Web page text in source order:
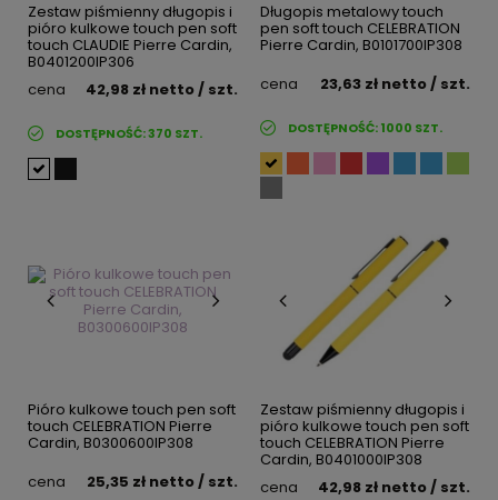
Zestaw piśmienny długopis i
pióro kulkowe touch pen soft
touch CLAUDIE Pierre Cardin,
B0401200IP306
cena
42,98 zł netto/ szt.
DOSTĘPNOŚĆ:370 SZT.
Długopis metalowy touch
pen soft touch CELEBRATION
Pierre Cardin, B0101700IP308
cena
23,63 zł netto/ szt.
DOSTĘPNOŚĆ:1000 SZT.
Pióro kulkowe touch pen soft
touch CELEBRATION Pierre
Cardin, B0300600IP308
cena
25,35 zł netto/ szt.
Zestaw piśmienny długopis i
pióro kulkowe touch pen soft
touch CELEBRATION Pierre
Cardin, B0401000IP308
cena
42,98 zł netto/ szt.